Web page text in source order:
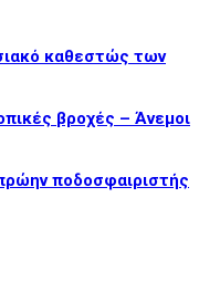
καθεστώς των
βροχές – Άνεμοι
ποδοσφαιριστής